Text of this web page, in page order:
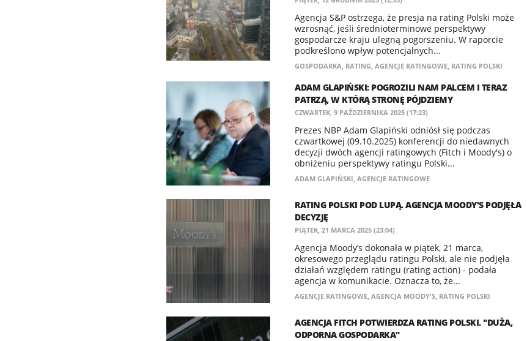
Agencja S&P ostrzega, że presja na rating Polski może
wzrosnąć, jeśli średnioterminowe perspektywy
gospodarcze kraju ulegną pogorszeniu. W raporcie
podkreślono wpływ potencjalnych...
GOSPODARKA, RATING, AGENCJE RATINGOWE, RATING POLSKI
ADAM GLAPIŃSKI: POGROZILI NAM PALCEM I TERAZ
PATRZĄ, W KTÓRĄ STRONĘ PÓJDZIEMY
CZWARTEK, 9 PAŹDZIERNIKA 2025 (17:23)
Prezes NBP Adam Glapiński odniósł się podczas
czwartkowej (09.10.2025) konferencji do niedawnych
decyzji dwóch agencji ratingowych (Fitch i Moody's) o
obniżeniu perspektywy ratingu Polski...
ADAM GLAPIŃSKI, AGENCJE RATINGOWE
RATING POLSKI POD LUPĄ. AGENCJA MOODY'S PODJĘŁA
DECYZJĘ
PIĄTEK, 21 MARCA 2025 (23:04)
Agencja Moody’s dokonała w piątek, 21 marca,
okresowego przeglądu ratingu Polski, ale nie podjęła
działań względem ratingu (rating action) - podała
agencja w komunikacie. Oznacza to, że...
AGENCJE RATINGOWE, AGENCJA MOODY'S, RATING POLSKI
AGENCJA FITCH POTWIERDZA RATING POLSKI. "DUŻA,
ODPORNA GOSPODARKA"